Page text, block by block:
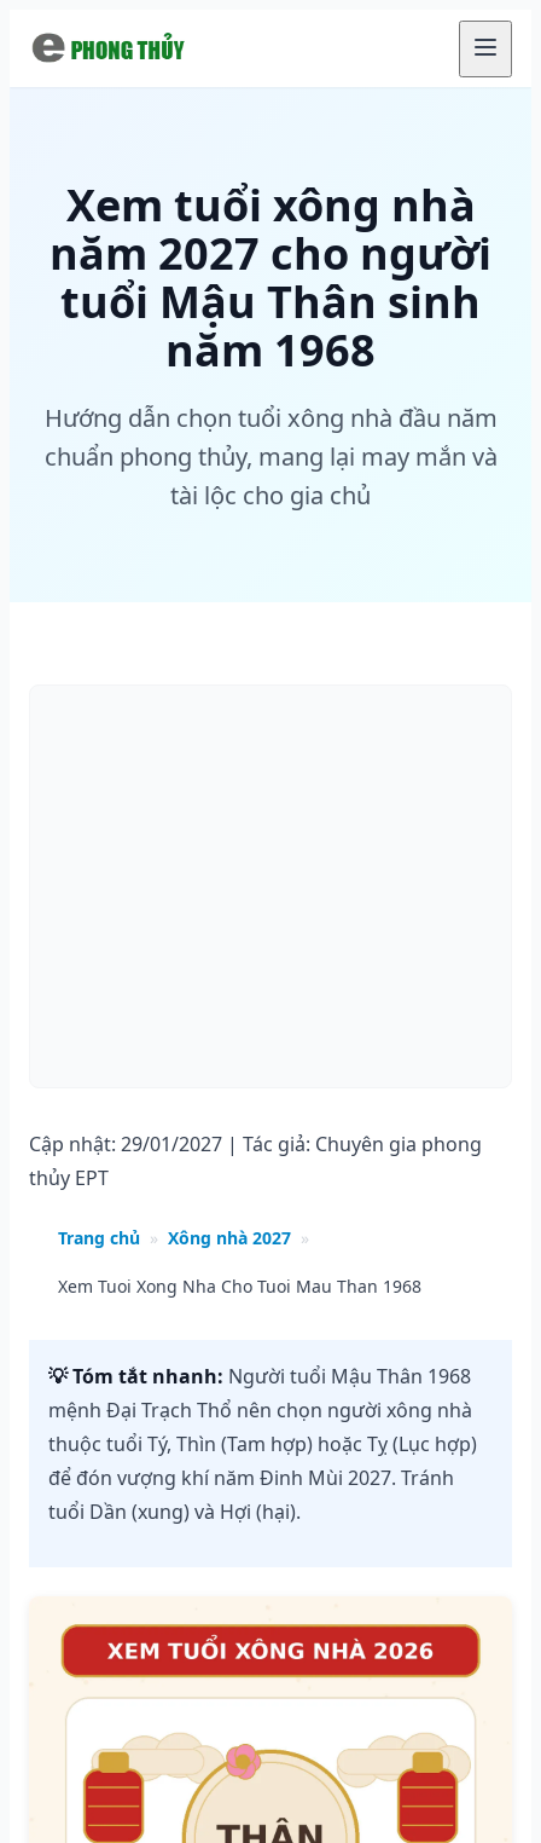
Xem tuổi xông nhà
năm 2027 cho người
tuổi Mậu Thân sinh
năm 1968
Hướng dẫn chọn tuổi xông nhà đầu năm
chuẩn phong thủy, mang lại may mắn và
tài lộc cho gia chủ
Cập nhật: 29/01/2027 | Tác giả: Chuyên gia phong
thủy EPT
Trang chủ » Xông nhà 2027 »
Xem Tuoi Xong Nha Cho Tuoi Mau Than 1968
💡 Tóm tắt nhanh: Người tuổi Mậu Thân 1968
mệnh Đại Trạch Thổ nên chọn người xông nhà
thuộc tuổi Tý, Thìn (Tam hợp) hoặc Tỵ (Lục hợp)
để đón vượng khí năm Đinh Mùi 2027. Tránh
tuổi Dần (xung) và Hợi (hại).